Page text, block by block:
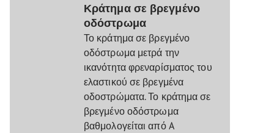
Κράτημα σε βρεγμένο
οδόστρωμα
Το κράτημα σε βρεγμένο
οδόστρωμα μετρά την
ικανότητα φρεναρίσματος του
ελαστικού σε βρεγμένα
οδοστρώματα. Το κράτημα σε
βρεγμένο οδόστρωμα
βαθμολογείται από A